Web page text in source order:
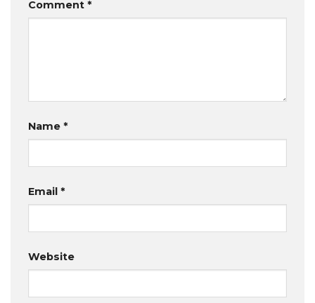
Comment *
Name *
Email *
Website